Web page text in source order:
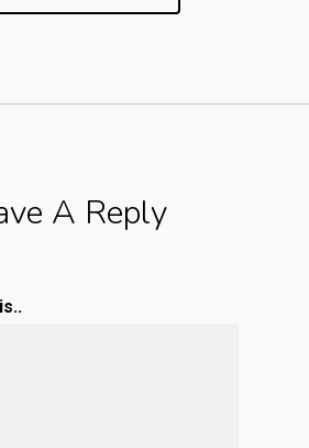
A Reply